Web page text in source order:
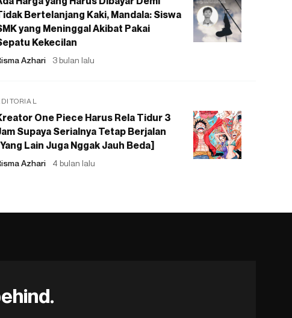
Bertelanjang Kaki, Mandala: Siswa
yang Meninggal Akibat Pakai
Kekecilan
Azhari 3 bulan lalu
One Piece Harus Rela Tidur 3
Supaya Serialnya Tetap Berjalan
Lain Juga Nggak Jauh Beda]
Azhari 4 bulan lalu